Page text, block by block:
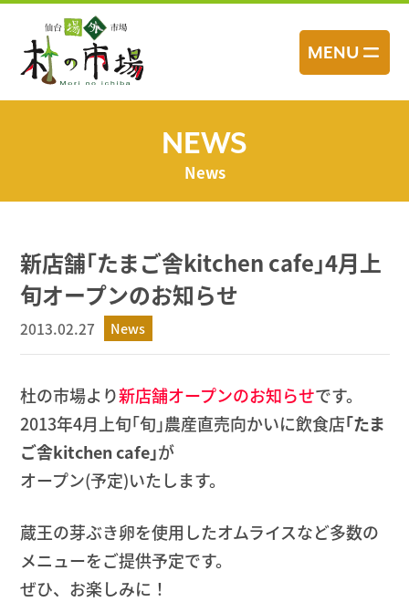
ッ
MENU
NEWS
News
新店舗｢たまご舎kitchen cafe｣4月上
旬オープンのお知らせ
2013.02.27 News
杜の市場より新店舗オープンのお知らせです。
2013年4月上旬｢旬｣農産直売向かいに飲食店｢たま
ご舎kitchen cafe｣が
オープン(予定)いたします。
蔵王の芽ぶき卵を使用したオムライスなど多数の
メニューをご提供予定です。
ぜひ、お楽しみに！